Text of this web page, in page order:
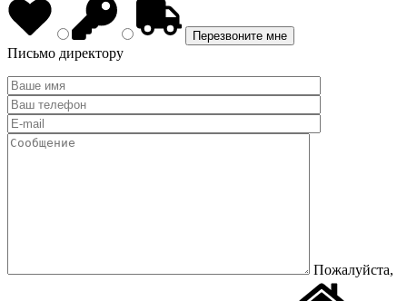
Письмо директору
Пожалуйста,